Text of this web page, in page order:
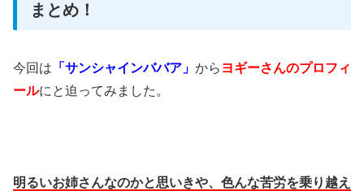
まとめ！
今回は 「サンシャインババア」 から ヨギーさんのプロフィ
ールにと迫ってみました。
明るいお姉さんなのかと思いきや、色んな苦労を乗り越え